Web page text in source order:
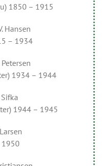
1850 – 1915
Hansen
– 1934
Petersen
1934 – 1944
Sifka
1944 – 1945